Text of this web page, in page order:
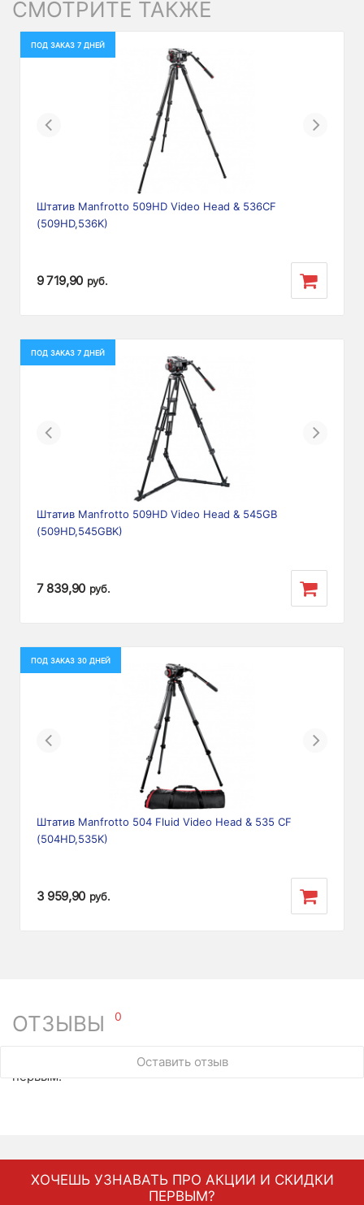
СМОТРИТЕ ТАКЖЕ
ПОД ЗАКАЗ 7 ДНЕЙ
Previous Next
Штатив Manfrotto 509HD Video Head & 536CF
(509HD,536K)
9 719,90 руб.
ПОД ЗАКАЗ 7 ДНЕЙ
Previous Next
Штатив Manfrotto 509HD Video Head & 545GB
(509HD,545GBK)
7 839,90 руб.
ПОД ЗАКАЗ 30 ДНЕЙ
Previous Next
Штатив Manfrotto 504 Fluid Video Head & 535 CF
(504HD,535K)
3 959,90 руб.
ОТЗЫВЫ 0
Оставить отзыв
У этого товара нет ни одного отзыва. Вы можете стать
первым.
ХОЧЕШЬ УЗНАВАТЬ ПРО АКЦИИ И СКИДКИ
ПЕРВЫМ?